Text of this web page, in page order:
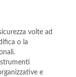
volte ad
o la
e